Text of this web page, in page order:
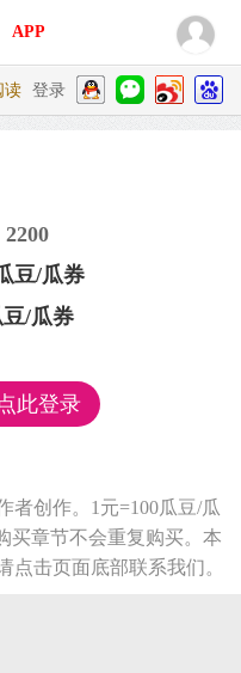
APP
读 登录
2200
豆/瓜券
豆/瓜券
此登录
者创作。1元=100瓜豆/瓜
买章节不会重复购买。本
点击页面底部联系我们。